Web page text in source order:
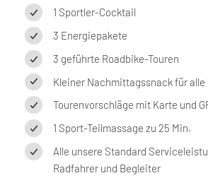
1 Sportler-Cocktail
3 Energiepakete
3 geführte Roadbike-Touren
Kleiner Nachmittagssnack für
Tourenvorschläge mit Karte und
1 Sport-Teilmassage zu 25 Min.
Alle unsere Standard
Radfahrer und Begleiter